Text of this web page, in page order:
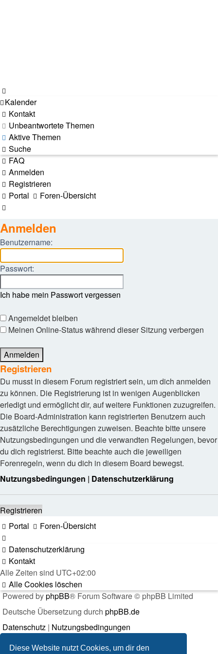
Diese Website nutzt Cookies, um dir den
Kalender
Kontakt
Unbeantwortete Themen
Aktive Themen
Suche
FAQ
Anmelden
Registrieren
Portal
Foren-Übersicht
Anmelden
Benutzername:
Passwort:
Ich habe mein Passwort vergessen
Angemeldet bleiben
Meinen Online-Status während dieser Sitzung verbergen
Registrieren
Du musst in diesem Forum registriert sein, um dich anmelden
zu können. Die Registrierung ist in wenigen Augenblicken
erledigt und ermöglicht dir, auf weitere Funktionen zuzugreifen.
Die Board-Administration kann registrierten Benutzern auch
zusätzliche Berechtigungen zuweisen. Beachte bitte unsere
Nutzungsbedingungen und die verwandten Regelungen, bevor
du dich registrierst. Bitte beachte auch die jeweiligen
Forenregeln, wenn du dich in diesem Board bewegst.
Nutzungsbedingungen | Datenschutzerklärung
Registrieren
Portal
Foren-Übersicht
Datenschutzerklärung
Kontakt
Alle Zeiten sind UTC+02:00
Alle Cookies löschen
Powered byphpBB® Forum Software © phpBB Limited
Deutsche Übersetzung durch phpBB.de
Datenschutz | Nutzungsbedingungen